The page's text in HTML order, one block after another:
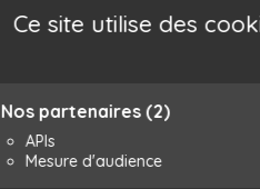
Ce site utilise des
Nos partenaires (2)
APIs
Mesure d'audience